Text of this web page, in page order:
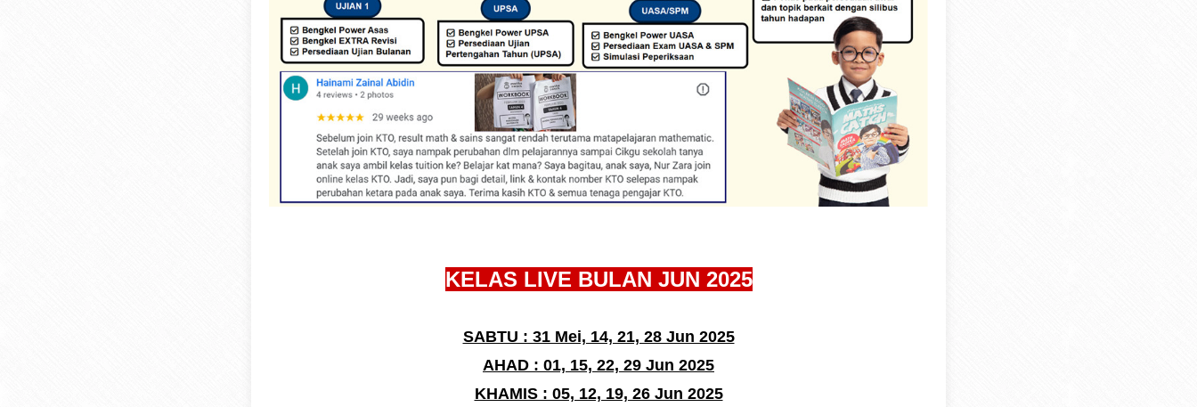
KELAS LIVE BULAN JUN 2025
SABTU : 31 Mei, 14, 21, 28 Jun 2025
AHAD : 01, 15, 22, 29 Jun 2025
KHAMIS : 05, 12, 19, 26 Jun 2025